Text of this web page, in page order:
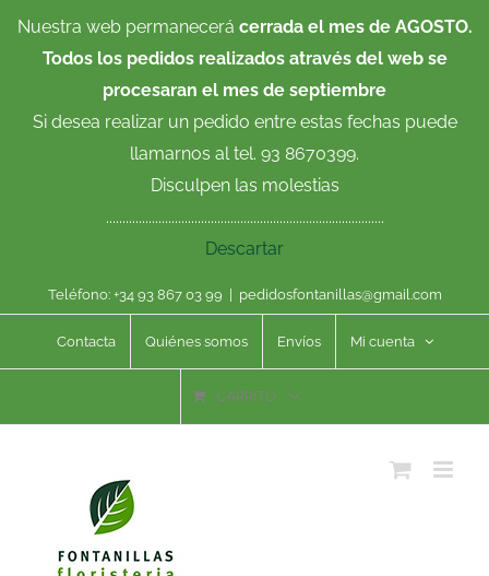
Nuestra web permanecerá cerrada el mes de AGOSTO.
Todos los pedidos realizados através del web se
procesaran el mes de septiembre
Si desea realizar un pedido entre estas fechas puede
llamarnos al tel. 93 8670399.
Disculpen las molestias
.....................................................................................
Descartar
Teléfono: +34 93 867 03 99 pedidosfontanillas@gmail.com
Contacta Quiénes somos Envíos Mi cuenta
CARRITO